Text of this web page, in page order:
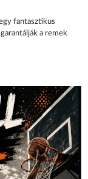
fantasztikus
a remek